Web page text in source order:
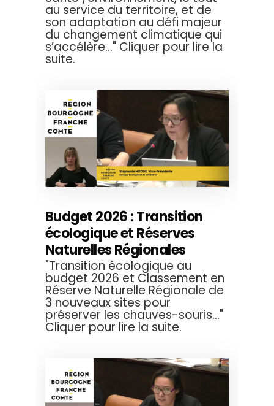
au service du territoire, et de
son adaptation au défi majeur
du changement climatique qui
s’accélère..." Cliquer pour lire la
suite.
Budget 2026 : Transition
écologique et Réserves
Naturelles Régionales
"Transition écologique au
budget 2026 et Classement en
Réserve Naturelle Régionale de
3 nouveaux sites pour
préserver les chauves-souris..."
Cliquer pour lire la suite.